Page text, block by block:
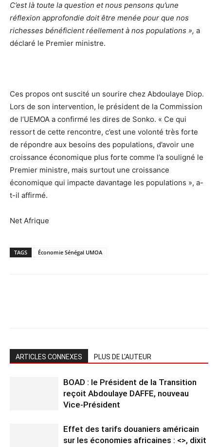
C’est là toute la question et nous pensons qu’une
réflexion approfondie doit être menée pour que nos
richesses bénéficient réellement à nos populations », a
déclaré le Premier ministre.
Ces propos ont suscité un sourire chez Abdoulaye Diop.
Lors de son intervention, le président de la Commission
de l’UEMOA a confirmé les dires de Sonko. « Ce qui
ressort de cette rencontre, c’est une volonté très forte
de répondre aux besoins des populations, d’avoir une
croissance économique plus forte comme l’a souligné le
Premier ministre, mais surtout une croissance
économique qui impacte davantage les populations », a-
t-il affirmé.
Net Afrique
TAGS Économie Sénégal UMOA
ARTICLES CONNEXES PLUS DE L'AUTEUR
BOAD : le Président de la Transition
reçoit Abdoulaye DAFFE, nouveau
Vice-Président
Effet des tarifs douaniers américain
sur les économies africaines : <>, dixit